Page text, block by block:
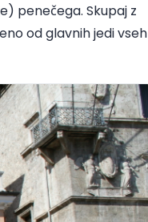
penečega. Skupaj z
od glavnih jedi vseh